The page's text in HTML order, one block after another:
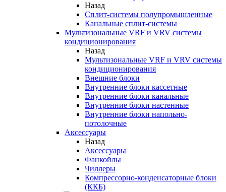
Назад
Сплит-системы полупромышленные
Канальные сплит-системы
Мультизональные VRF и VRV системы
кондиционирования
Назад
Мультизональные VRF и VRV системы
кондиционирования
Внешние блоки
Внутренние блоки кассетные
Внутренние блоки канальные
Внутренние блоки настенные
Внутренние блоки напольно-
потолочные
Аксессуары
Назад
Аксессуары
Фанкойлы
Чиллеры
Компрессорно-конденсаторные блоки
(ККБ)